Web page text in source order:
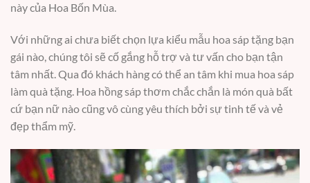
này của Hoa Bốn Mùa.
Với những ai chưa biết chọn lựa kiểu mẫu hoa sáp tặng bạn
gái nào, chúng tôi sẽ cố gắng hỗ trợ và tư vấn cho bạn tận
tâm nhất. Qua đó khách hàng có thể an tâm khi mua hoa sáp
làm quà tặng. Hoa hồng sáp thơm chắc chắn là món quà bất
cứ bạn nữ nào cũng vô cùng yêu thích bởi sự tinh tế và vẻ
đẹp thẩm mỹ.